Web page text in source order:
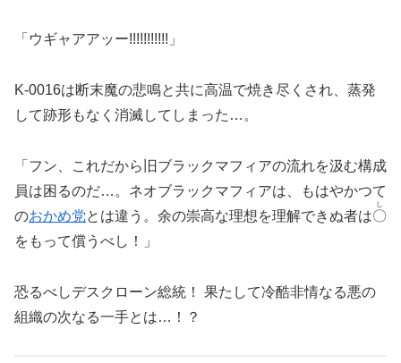
「ウギャアアッー!!!!!!!!!!!」
K-0016は断末魔の悲鳴と共に高温で焼き尽くされ、蒸発
して跡形もなく消滅してしまった…。
「フン、これだから旧ブラックマフィアの流れを汲む構成
員は困るのだ…。ネオブラックマフィアは、もはやかつて
のおかめ党とは違う。余の崇高な理想を理解できぬ者は〇
し
をもって償うべし！」
恐るべしデスクローン総統！ 果たして冷酷非情なる悪の
組織の次なる一手とは…！？